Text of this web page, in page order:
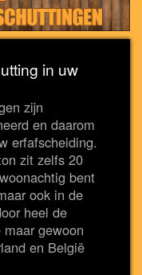
in uw
zijn
en daarom
erfafscheiding.
zit zelfs 20
bent
ook in de
heel de
gewoon
en België